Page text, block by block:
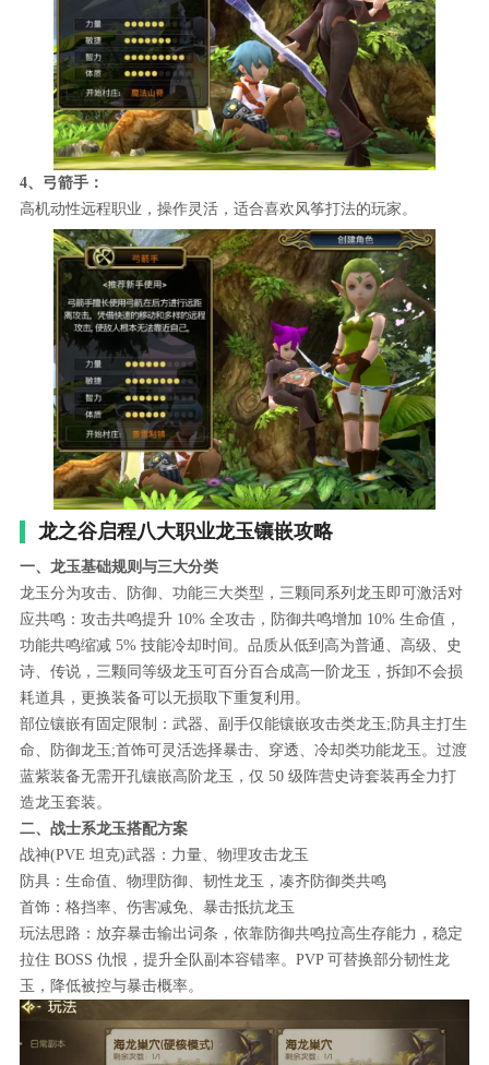
4、弓箭手：
高机动性远程职业，操作灵活，适合喜欢风筝打法的玩家。
龙之谷启程八大职业龙玉镶嵌攻略
一、龙玉基础规则与三大分类
龙玉分为攻击、防御、功能三大类型，三颗同系列龙玉即可激活对
应共鸣：攻击共鸣提升 10% 全攻击，防御共鸣增加 10% 生命值，
功能共鸣缩减 5% 技能冷却时间。品质从低到高为普通、高级、史
诗、传说，三颗同等级龙玉可百分百合成高一阶龙玉，拆卸不会损
耗道具，更换装备可以无损取下重复利用。
部位镶嵌有固定限制：武器、副手仅能镶嵌攻击类龙玉;防具主打生
命、防御龙玉;首饰可灵活选择暴击、穿透、冷却类功能龙玉。过渡
蓝紫装备无需开孔镶嵌高阶龙玉，仅 50 级阵营史诗套装再全力打
造龙玉套装。
二、战士系龙玉搭配方案
战神(PVE 坦克)武器：力量、物理攻击龙玉
防具：生命值、物理防御、韧性龙玉，凑齐防御类共鸣
首饰：格挡率、伤害减免、暴击抵抗龙玉
玩法思路：放弃暴击输出词条，依靠防御共鸣拉高生存能力，稳定
拉住 BOSS 仇恨，提升全队副本容错率。PVP 可替换部分韧性龙
玉，降低被控与暴击概率。